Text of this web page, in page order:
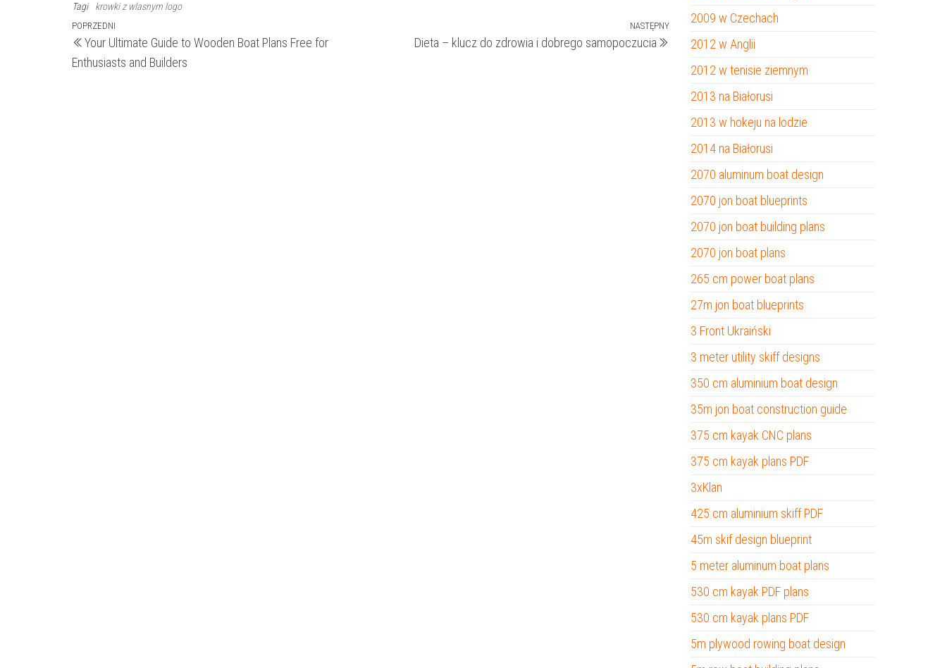
Tagi krowki z wlasnym logo
Nawigacja
wpisu
Poprzedni
wpis
POPRZEDNI
Your Ultimate Guide to Wooden Boat Plans Free for
Enthusiasts and Builders
Następny
NASTĘPNY
Dieta – klucz do zdrowia i dobrego samopoczucia
2009 w Czechach
2012 w Anglii
2012 w tenisie ziemnym
2013 na Białorusi
2013 w hokeju na lodzie
2014 na Białorusi
2070 aluminum boat design
2070 jon boat blueprints
2070 jon boat building plans
2070 jon boat plans
265 cm power boat plans
27m jon boat blueprints
3 Front Ukraiński
3 meter utility skiff designs
350 cm aluminium boat design
35m jon boat construction guide
375 cm kayak CNC plans
375 cm kayak plans PDF
3xKlan
425 cm aluminium skiff PDF
45m skif design blueprint
5 meter aluminum boat plans
530 cm kayak PDF plans
530 cm kayak plans PDF
5m plywood rowing boat design